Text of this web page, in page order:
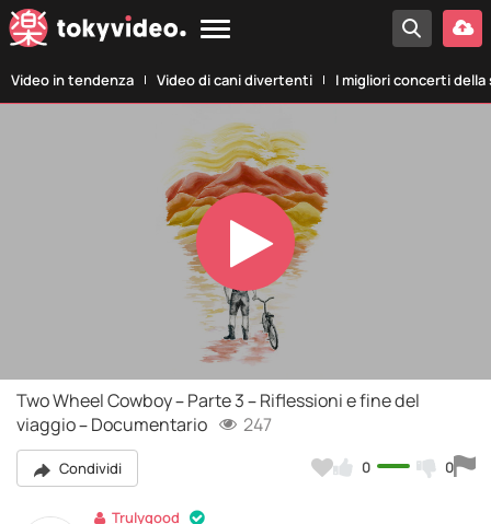
Video in tendenza Video di cani divertenti I migliori concerti della
Play
Video
Two Wheel Cowboy – Parte 3 – Riflessioni e fine del
viaggio – Documentario
247
Condividi 0 0
Trulygood